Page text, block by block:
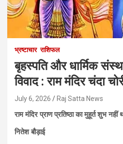
भ्रष्टाचार राशिफल
बृहस्पति और धार्मिक
विवाद : राम मंदिर चंदा
July 6, 2026 Raj Satta News
राम मंदिर प्राण प्रतिष्ठा का मुहूर्त शुभ नहीं
नितेश बौड़ाई